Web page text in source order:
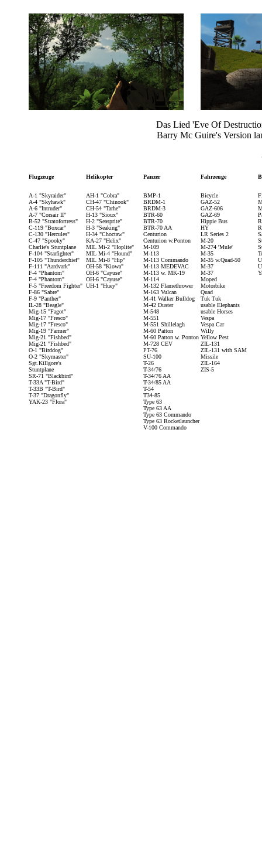
Das Lied 'Eve Of
Barry Mc Guire's Version
Flugzeuge Helikopter Panzer Fahrzeuge
A-1 "Skyraider"
A-4 "Skyhawk"
A-6 "Intruder"
A-7 "Corsair II"
B-52 "Stratofortress"
C-119 "Boxcar"
C-130 "Hercules"
C-47 "Spooky"
Charlie's Stuntplane
F-104 "Starfighter"
F-105 "Thunderchief"
F-111 "Aardvark"
F-4 "Phantom"
F-4 "Phantom"
F-5 "Freedom Fighter"
F-86 "Sabre"
F-9 "Panther"
IL-28 "Beagle"
Mig-15 "Fagot"
Mig-17 "Fresco"
Mig-17 "Fresco"
Mig-19 "Farmer"
Mig-21 "Fishbed"
Mig-21 "Fishbed"
O-1 "Birddog"
O-2 "Skymaster"
Sgt.Killgore's
Stuntplane
SR-71 "Blackbird"
T-33A "T-Bird"
T-33B "T-Bird"
T-37 "Dragonfly"
YAK-23 "Flora"
AH-1 "Cobra"
CH-47 "Chinook"
CH-54 "Tarhe"
H-13 "Sioux"
H-2 "Seasprite"
H-3 "Seaking"
H-34 "Choctaw"
KA-27 "Helix"
MIL Mi-2 "Hoplite"
MIL Mi-4 "Hound"
MIL Mi-8 "Hip"
OH-58 "Kiowa"
OH-6 "Cayuse"
OH-6 "Cayuse"
UH-1 "Huey"
BMP-1
BRDM-1
BRDM-3
BTR-60
BTR-70
BTR-70 AA
Centurion
Centurion w.Ponton
M-109
M-113
M-113 Commando
M-113 MEDEVAC
M-113 w. MK-19
M-114
M-132 Flamethrower
M-163 Vulcan
M-41 Walker Bulldog
M-42 Duster
M-548
M-551
M-551 Shillelagh
M-60 Patton
M-60 Patton w. Ponton
M-728 CEV
PT-76
SU-100
T-26
T-34/76
T-34/76 AA
T-34/85 AA
T-54
T34-85
Type 63
Type 63 AA
Type 63 Commando
Type 63 Rocketlauncher
V-100 Commando
Bicycle
GAZ-52
GAZ-606
GAZ-69
Hippie Bus
HY
LR Series 2
M-20
M-274 'Mule'
M-35
M-35 w.Quad-50
M-37
M-37
Moped
Motorbike
Quad
Tuk Tuk
usable Elephants
usable Horses
Vespa
Vespa Car
Willy
Yellow Pest
ZIL-131
ZIL-131 with SAM
Missile
ZIL-164
ZIS-5